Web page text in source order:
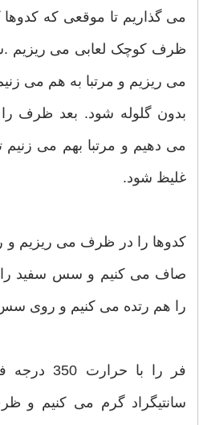
می گذاریم تا موقعی که کدوها
ظرف کوچک لعابی می ریزیم
می ریزیم و مرتبا به هم می
بدون گلوله شود. بعد ظرف
می دهیم و مرتبا بهم می
غلیظ شود.
کدوها را در ظرف می ریزیم و
صاف می کنیم و سس سفید را
را هم رتده می کنیم و روی
سانتیگراد گرم می کنیم و